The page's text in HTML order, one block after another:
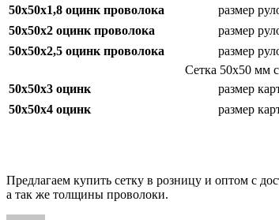
50х50х1,8 оцинк проволока
размер
50х50х2 оцинк проволока
размер
50х50х2,5 оцинк проволока
размер
Сетка 50х50 мм
50х50х3 оцинк
размер
50х50х4 оцинк
размер
Предлагаем купить сетку в розницу и оптом с
а так же толщины проволоки.